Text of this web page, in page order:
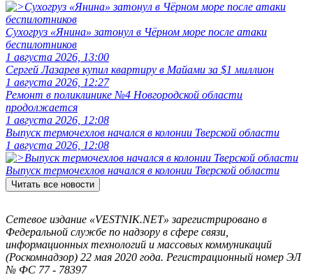
Сухогруз «Янина» затонул в Чёрном море после атаки
беспилотников
1 августа 2026, 13:00
Сергей Лазарев купил квартиру в Майами за $1 миллион
1 августа 2026, 12:27
Ремонт в поликлинике №4 Новгородской области
продолжается
1 августа 2026, 12:08
Выпуск термочехлов начался в колонии Тверской области
1 августа 2026, 12:08
Выпуск термочехлов начался в колонии Тверской области
Читать все новости
Сетевое издание «VESTNIK.NET» зарегистрировано в
Федеральной службе по надзору в сфере связи,
информационных технологий и массовых коммуникаций
(Роскомнадзор) 22 мая 2020 года. Регистрационный номер ЭЛ
№ ФС 77 - 78397